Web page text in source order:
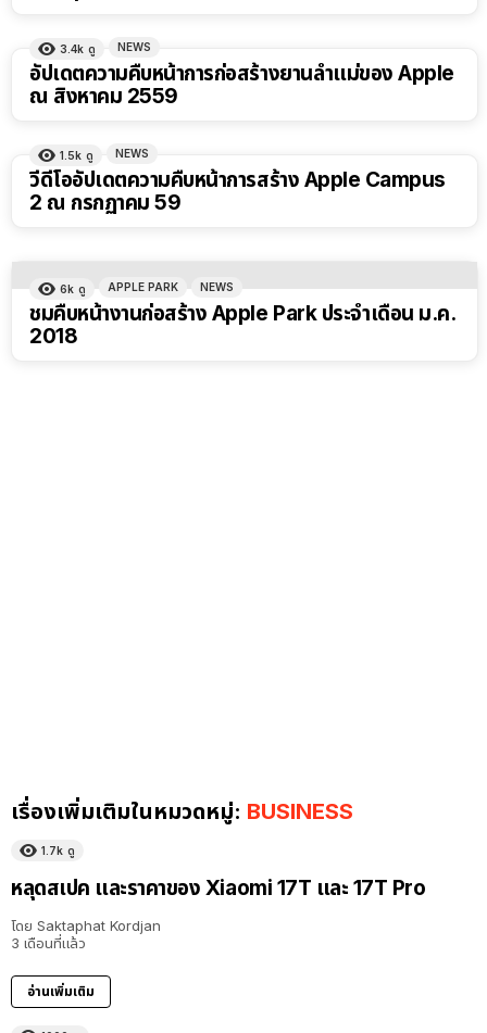
3.4k ดู NEWS
อัปเดตความคืบหน้าการก่อสร้างยานลำแม่ของ Apple
ณ สิงหาคม 2559
1.5k ดู NEWS
วีดีโออัปเดตความคืบหน้าการสร้าง Apple Campus
2 ณ กรกฏาคม 59
6k ดู APPLE PARK NEWS
ชมคืบหน้างานก่อสร้าง Apple Park ประจำเดือน ม.ค.
2018
เรื่องเพิ่มเติมในหมวดหมู่: BUSINESS
1.7k ดู
หลุดสเปค และราคาของ Xiaomi 17T และ 17T Pro
โดย Saktaphat Kordjan
3 เดือนที่แล้ว
อ่านเพิ่มเติม